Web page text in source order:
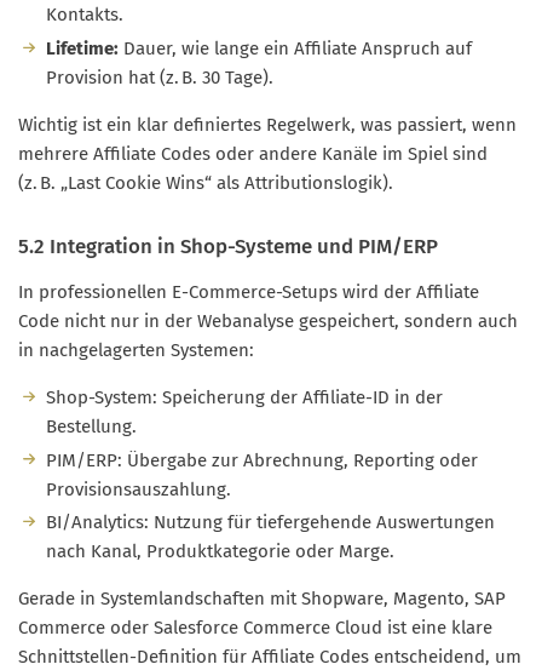
Kontakts.
Lifetime: Dauer, wie lange ein Affiliate Anspruch auf
Provision hat (z. B. 30 Tage).
Wichtig ist ein klar definiertes Regelwerk, was passiert, wenn
mehrere Affiliate Codes oder andere Kanäle im Spiel sind
(z. B. „Last Cookie Wins“ als Attributionslogik).
5.2 Integration in Shop-Systeme und PIM/ERP
In professionellen E-Commerce-Setups wird der Affiliate
Code nicht nur in der Webanalyse gespeichert, sondern auch
in nachgelagerten Systemen:
Shop-System: Speicherung der Affiliate-ID in der
Bestellung.
PIM/ERP: Übergabe zur Abrechnung, Reporting oder
Provisionsauszahlung.
BI/Analytics: Nutzung für tiefergehende Auswertungen
nach Kanal, Produktkategorie oder Marge.
Gerade in Systemlandschaften mit Shopware, Magento, SAP
Commerce oder Salesforce Commerce Cloud ist eine klare
Schnittstellen-Definition für Affiliate Codes entscheidend, um